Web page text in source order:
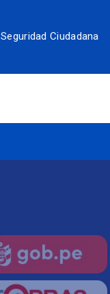
Seguridad Ciudadana